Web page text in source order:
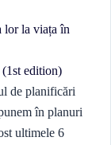
lor la viața în
edition)
de planificări
în planuri
ultimele 6